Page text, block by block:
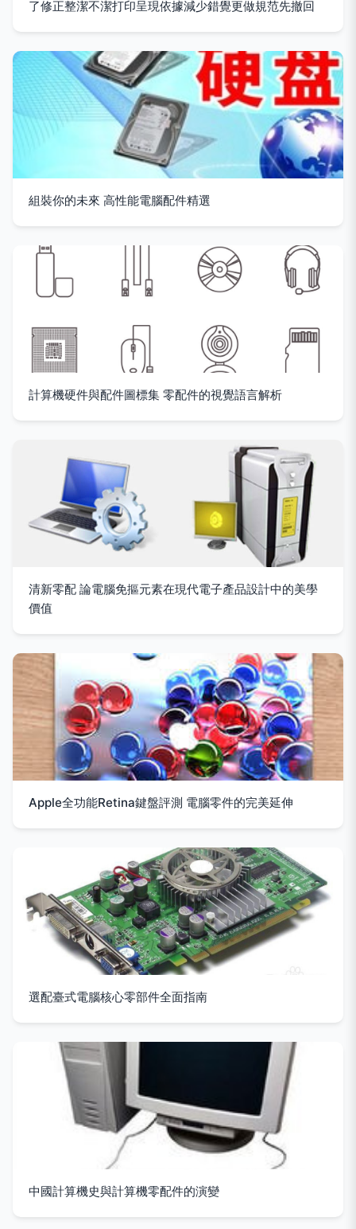
了修正整潔不潔打印呈現依據減少錯覺更做規范先撤回
組裝你的未來 高性能電腦配件精選
計算機硬件與配件圖標集 零配件的視覺語言解析
清新零配 論電腦免摳元素在現代電子產品設計中的美學
價值
Apple全功能Retina鍵盤評測 電腦零件的完美延伸
選配臺式電腦核心零部件全面指南
中國計算機史與計算機零配件的演變